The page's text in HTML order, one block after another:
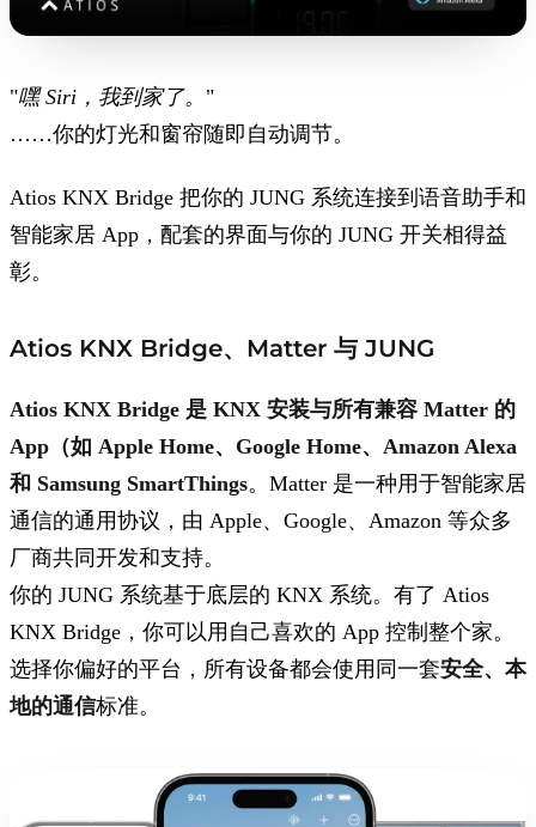
"嘿 Siri，我到家了。 "
……你的灯光和窗帘随即自动调节。
Atios KNX Bridge 把你的 JUNG 系统连接到语音助手和
智能家居 App，配套的界面与你的 JUNG 开关相得益
彰。
Atios KNX Bridge、Matter 与 JUNG
Atios KNX Bridge 是 KNX 安装与所有兼容 Matter 的
App（如 Apple Home、Google Home、Amazon Alexa
和 Samsung SmartThings。 Matter 是一种用于智能家居
通信的通用协议，由 Apple、Google、Amazon 等众多
厂商共同开发和支持。
你的 JUNG 系统基于底层的 KNX 系统。有了 Atios
KNX Bridge，你可以用自己喜欢的 App 控制整个家。
选择你偏好的平台，所有设备都会使用同一套安全、本
地的通信标准。